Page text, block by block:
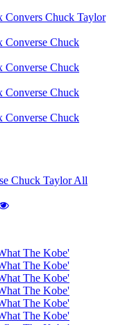
Chuck Taylor All